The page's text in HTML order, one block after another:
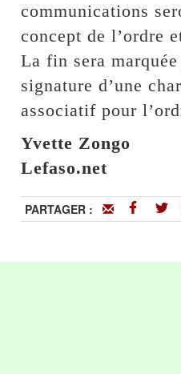
communications
concept de l’ordre
La fin sera
signature d’une
associatif pour
Yvette Zongo
Lefaso.net
PARTAGER :